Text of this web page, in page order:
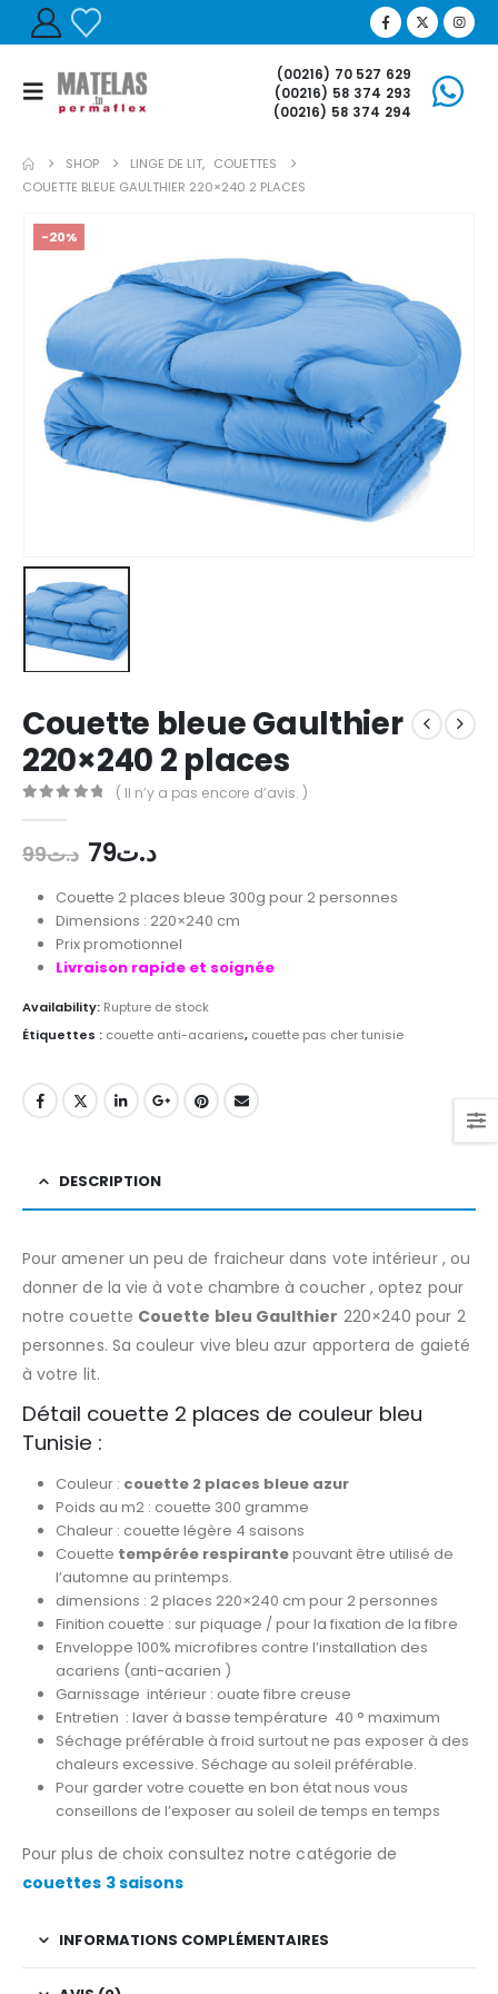
(00216) 70 527 629
(00216) 58 374 293
(00216) 58 374 294
SHOP LINGE DE LIT, COUETTES
COUETTE BLEUE GAULTHIER 220×240 2 PLACES
-20%
Couette bleue Gaulthier
220×240 2 places
( Il n’y a pas encore d’avis. )
د.ت99 Le
initial
était :
د.ت99.
د.ت79 Le
actuel
est :
Couette 2 places bleue 300g pour 2 personnes
Dimensions : 220×240 cm
Prix promotionnel
Livraison rapide et soignée
Availability: Rupture de stock
Étiquettes : couette anti-acariens, couette pas cher tunisie
DESCRIPTION
Pour amener un peu de fraicheur dans vote intérieur , ou
donner de la vie à vote chambre à coucher , optez pour
notre couette Couette bleu Gaulthier 220×240 pour 2
personnes. Sa couleur vive bleu azur apportera de gaieté
à votre lit.
Détail couette 2 places de couleur bleu
Tunisie :
Couleur : couette 2 places bleue azur
Poids au m2 : couette 300 gramme
Chaleur : couette légère 4 saisons
Couette tempérée respirantepouvant être utilisé de
l’automne au printemps.
dimensions : 2 places 220×240 cm pour 2 personnes
Finition couette : sur piquage / pour la fixation de la fibre
Enveloppe 100% microfibres contre l’installation des
acariens (anti-acarien )
Garnissage intérieur : ouate fibre creuse
Entretien : laver à basse température 40 ° maximum
Séchage préférable à froid surtout ne pas exposer à des
chaleurs excessive. Séchage au soleil préférable.
Pour garder votre couette en bon état nous vous
conseillons de l’exposer au soleil de temps en temps
Pour plus de choix consultez notre catégorie de
couettes 3 saisons
INFORMATIONS COMPLÉMENTAIRES